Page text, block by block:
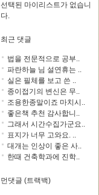
선택된 마이리스트가 없습니
다.
최근 댓글
법을 전문적으로 공부..
파란하늘 님 설연휴는 ..
실은 필체를 보고 쓴 ..
종이접기의 변신은 무..
조용한종말이죠 마치시..
좋은책 추천 감사합니..
그래서 시간수집가군요..
표지가 너무 고와요. ..
대개는 인상이 좋은 사..
한때 건축학과에 진학..
먼댓글 (트랙백)